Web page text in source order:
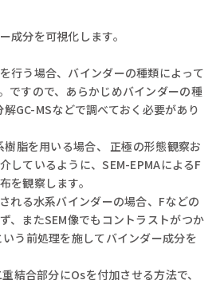
成分を可視化します。
行う場合、バインダーの種類によって
ですので、あらかじめバインダーの種
GC-MSなどで調べておく必要があり
樹脂を用いる場合、 正極の形態観察お
しているように、SEM-EPMAによるF
を観察します。
れる水系バインダーの場合、Fなどの
、またSEM像でもコントラストがつか
う前処理を施してバインダー成分を
結合部分にOsを付加させる方法で、